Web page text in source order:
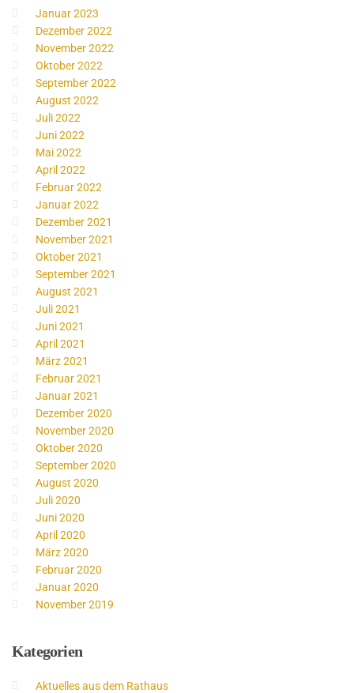
Januar 2023
Dezember 2022
November 2022
Oktober 2022
September 2022
August 2022
Juli 2022
Juni 2022
Mai 2022
April 2022
Februar 2022
Januar 2022
Dezember 2021
November 2021
Oktober 2021
September 2021
August 2021
Juli 2021
Juni 2021
April 2021
März 2021
Februar 2021
Januar 2021
Dezember 2020
November 2020
Oktober 2020
September 2020
August 2020
Juli 2020
Juni 2020
April 2020
März 2020
Februar 2020
Januar 2020
November 2019
Kategorien
Aktuelles aus dem Rathaus